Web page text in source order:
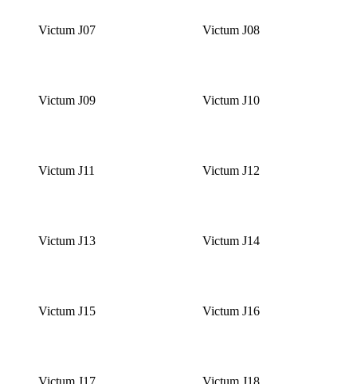
Victum J07 Victum J08
Victum J09 Victum J10
Victum J11 Victum J12
Victum J13 Victum J14
Victum J15 Victum J16
Victum J17 Victum J18